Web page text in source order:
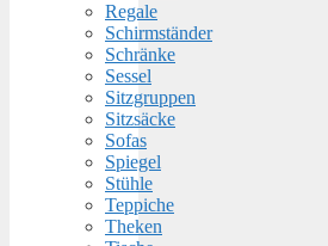
Regale
Schirmständer
Schränke
Sessel
Sitzgruppen
Sitzsäcke
Sofas
Spiegel
Stühle
Teppiche
Theken